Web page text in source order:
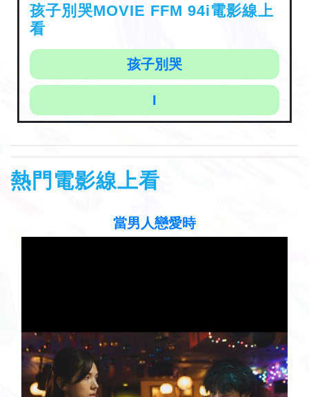
孩子別哭MOVIE FFM 94i電影線上
看
孩子別哭
I
熱門電影線上看
聽見歌 再唱